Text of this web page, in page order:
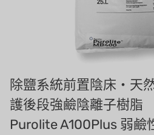
丹麥 DANFOSS
泰國 HAYCARB
法國 SUNTEC
美國 PUROLITE
除鹽系統前置陰床・天
護後段強鹼陰離子樹脂
Purolite A100Plus 弱鹼